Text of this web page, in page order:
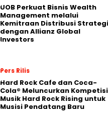
UOB Perkuat Bisnis Wealth
Management melalui
Kemitraan Distribusi
dengan Allianz Global
Investors
Pers Rilis
Hard Rock Cafe dan Coca-
Cola® Meluncurkan Kompetisi
Musik Hard Rock Rising untuk
Musisi Pendatang Baru